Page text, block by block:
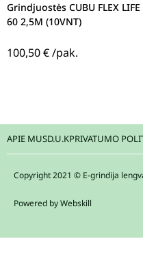
Grindjuostės CUBU FLEX LIFE
60 2,5M (10VNT)
100,50€/pak.
APIE MUSD.U.KPRIVATUMO
Copyright 2021 © E-grindija
Powered by Webskill